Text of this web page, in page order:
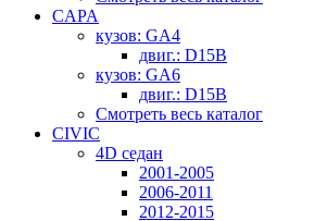
CAPA
кузов: GA4
двиг.: D15B
кузов: GA6
двиг.: D15B
Смотреть весь каталог
CIVIC
4D седан
2001-2005
2006-2011
2012-2015